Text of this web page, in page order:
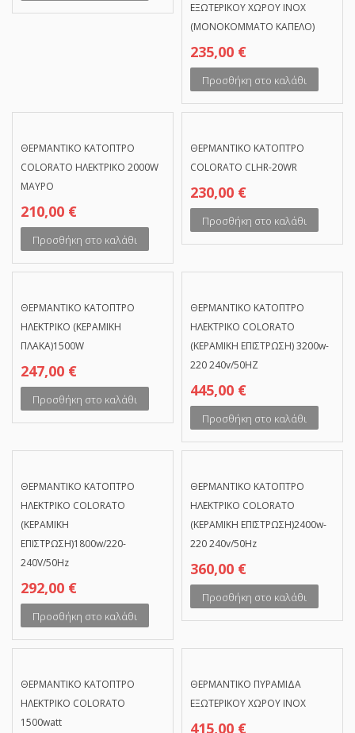
ΕΞΩΤΕΡΙΚΟΥ ΧΩΡΟΥ ΙΝΟΧ
(ΜΟΝΟΚΟΜΜΑΤΟ ΚΑΠΕΛΟ)
235,00 €
Προσθήκη στο καλάθι
ΘΕΡΜΑΝΤΙΚΟ ΚΑΤΟΠΤΡΟ
COLORATO ΗΛΕΚΤΡΙΚΟ 2000W
ΜΑΥΡΟ
210,00 €
Προσθήκη στο καλάθι
ΘΕΡΜΑΝΤΙΚΟ ΚΑΤΟΠΤΡΟ
COLORATO CLHR-20WR
230,00 €
Προσθήκη στο καλάθι
ΘΕΡΜΑΝΤΙΚΟ ΚΑΤΟΠΤΡΟ
ΗΛΕΚΤΡΙΚΟ (ΚΕΡΑΜΙΚΗ
ΠΛΑΚΑ)1500W
247,00 €
Προσθήκη στο καλάθι
ΘΕΡΜΑΝΤΙΚΟ ΚΑΤΟΠΤΡΟ
ΗΛΕΚΤΡΙΚΟ COLORATO
(ΚΕΡΑΜΙΚΗ ΕΠΙΣΤΡΩΣΗ) 3200w-
220 240v/50ΗΖ
445,00 €
Προσθήκη στο καλάθι
ΘΕΡΜΑΝΤΙΚΟ ΚΑΤΟΠΤΡΟ
ΗΛΕΚΤΡΙΚΟ COLORATO
(ΚΕΡΑΜΙΚΗ
ΕΠΙΣΤΡΩΣΗ)1800w/220-
240V/50Hz
292,00 €
Προσθήκη στο καλάθι
ΘΕΡΜΑΝΤΙΚΟ ΚΑΤΟΠΤΡΟ
ΗΛΕΚΤΡΙΚΟ COLORATO
(ΚΕΡΑΜΙΚΗ ΕΠΙΣΤΡΩΣΗ)2400w-
220 240v/50Hz
360,00 €
Προσθήκη στο καλάθι
ΘΕΡΜΑΝΤΙΚΟ ΚΑΤΟΠΤΡΟ
ΗΛΕΚΤΡΙΚΟ COLORATO
1500watt
ΘΕΡΜΑΝΤΙΚΟ ΠΥΡΑΜΙΔΑ
ΕΞΩΤΕΡΙΚΟΥ ΧΩΡΟΥ ΙΝΟΧ
415,00 €